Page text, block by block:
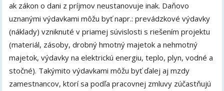
ak zákon o dani z príjmov neustanovuje inak. Daňovo
uznanými výdavkami môžu byť napr.: prevádzkové výdavky
(náklady) vzniknuté v priamej súvislosti s riešením projektu
(materiál, zásoby, drobný hmotný majetok a nehmotný
majetok, výdavky na elektrickú energiu, teplo, plyn, vodné a
stočné). Takýmito výdavkami môžu byť ďalej aj mzdy
zamestnancov, ktorí sa podľa pracovnej zmluvy zúčastňujú